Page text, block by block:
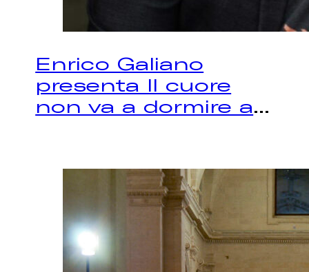
Enrico Galiano
presenta Il cuore
non va a dormire a...